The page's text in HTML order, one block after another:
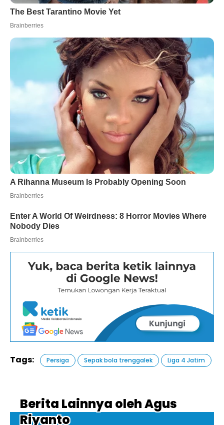
Tags: Persiga Sepak bola trenggalek Liga 4 Jatim
Berita Lainnya oleh Agus
Riyanto